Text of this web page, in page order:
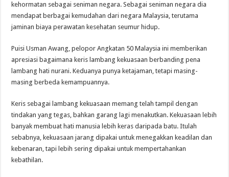
kehormatan sebagai seniman negara. Sebagai seniman negara dia
mendapat berbagai kemudahan dari negara Malaysia, terutama
jaminan biaya perawatan kesehatan seumur hidup.
Puisi Usman Awang, pelopor Angkatan 50 Malaysia ini memberikan
apresiasi bagaimana keris lambang kekuasaan berbanding pena
lambang hati nurani. Keduanya punya ketajaman, tetapi masing-
masing berbeda kemampuannya.
Keris sebagai lambang kekuasaan memang telah tampil dengan
tindakan yang tegas, bahkan garang lagi menakutkan. Kekuasaan lebih
banyak membuat hati manusia lebih keras daripada batu. Itulah
sebabnya, kekuasaan jarang dipakai untuk menegakkan keadilan dan
kebenaran, tapi lebih sering dipakai untuk mempertahankan
kebathilan.